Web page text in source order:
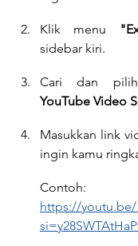
Klik menu
sidebar kiri.
YouTube Video
Masukkan link
ingin kamu
https://youtu.be/